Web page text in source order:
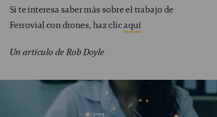
Si te interesa saber más sobre el trabajo de
Ferrovial con drones, haz clicaquí
Un artículo de Rob Doyle